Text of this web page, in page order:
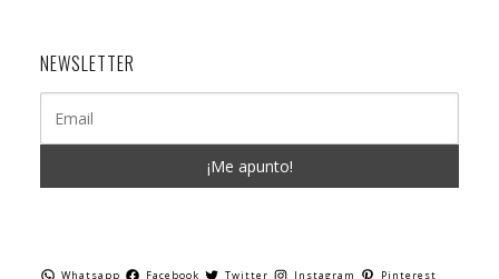
NEWSLETTER
Whatsapp Facebook Twitter Instagram Pinterest